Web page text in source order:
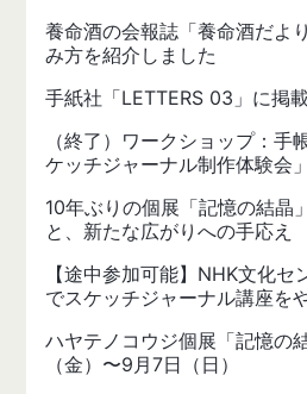
養命酒の会報誌「養命酒だよ
み方を紹介しました
手紙社「LETTERS 03」に掲
（終了）ワークショップ：
ケッチジャーナル制作体験会
10年ぶりの個展「記憶の結
と、新たな広がりへの手応え
【途中参加可能】NHK文化セ
でスケッチジャーナル講座を
ハヤテノコウジ個展「記憶の
（金）〜9月7日（日）